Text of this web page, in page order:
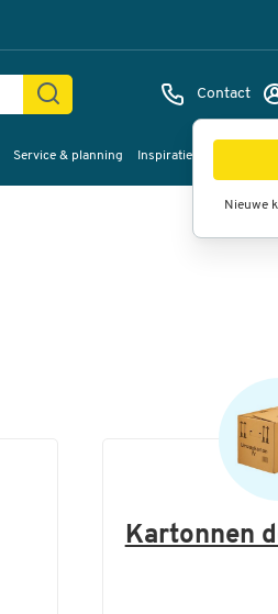
Contact
Nieuwe
Service & planning Inspiratie
Kartonnen